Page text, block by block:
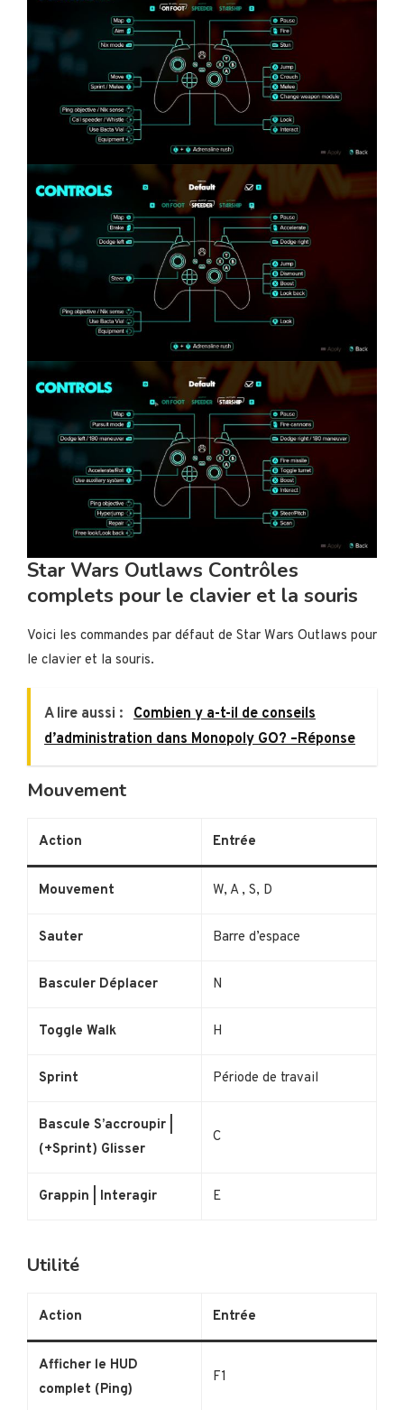
Star Wars Outlaws Contrôles
complets pour le clavier et la souris
Voici les commandes par défaut de Star Wars Outlaws pour
le clavier et la souris.
A lire aussi : Combien y a-t-il de conseils
d’administration dans Monopoly GO? –Réponse
Mouvement
Action Entrée
Mouvement W, A , S, D
Sauter Barre d’espace
Basculer Déplacer N
Toggle Walk H
Sprint Période de travail
Bascule S’accroupir |
(+Sprint) Glisser
C
Grappin | Interagir E
Utilité
Action Entrée
Afficher le HUD
complet (Ping)
F1